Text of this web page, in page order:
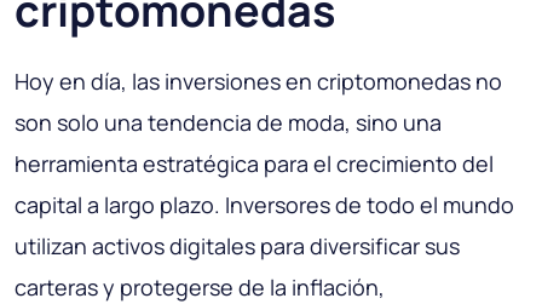
Hoy en día, las inversiones en criptomonedas no
son solo una tendencia de moda, sino una
herramienta estratégica para el crecimiento del
capital a largo plazo. Inversores de todo el mundo
utilizan activos digitales para diversificar sus
carteras y protegerse de la inflación,